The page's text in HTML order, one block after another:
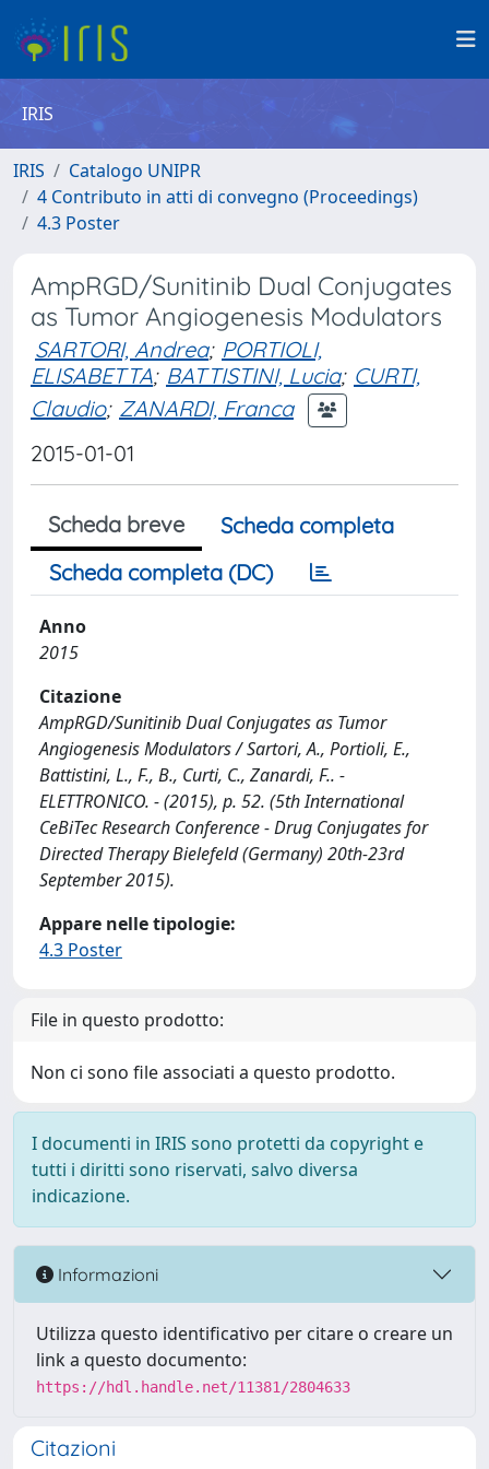
IRIS
IRIS
Catalogo UNIPR
4 Contributo in atti di convegno (Proceedings)
4.3 Poster
AmpRGD/Sunitinib Dual Conjugates
as Tumor Angiogenesis Modulators
SARTORI, Andrea; PORTIOLI,
ELISABETTA; BATTISTINI, Lucia; CURTI,
Claudio; ZANARDI, Franca
2015-01-01
Scheda breve
Scheda completa
Scheda completa (DC)
Anno
2015
Citazione
AmpRGD/Sunitinib Dual Conjugates as Tumor
Angiogenesis Modulators / Sartori, A., Portioli, E.,
Battistini, L., F., B., Curti, C., Zanardi, F.. -
ELETTRONICO. - (2015), p. 52. (5th International
CeBiTec Research Conference - Drug Conjugates for
Directed Therapy Bielefeld (Germany) 20th-23rd
September 2015).
Appare nelle tipologie:
4.3 Poster
File in questo prodotto:
Non ci sono file associati a questo prodotto.
I documenti in IRIS sono protetti da copyright e
tutti i diritti sono riservati, salvo diversa
indicazione.
Informazioni
Utilizza questo identificativo per citare o creare un
link a questo documento:
https://hdl.handle.net/11381/2804633
Citazioni